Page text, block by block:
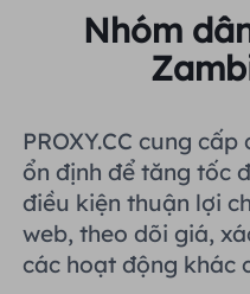
ĐỊA ĐIỂM
Vương quốc Anh
Brazil
Nga
báo
Tích
Deutsch
Indonesia
Русский
हिंदी
Nhóm
PROXY.CC cung
ổn định để tăng tốc
điều kiện thuận lợi
web, theo dõi giá,
các hoạt động khác